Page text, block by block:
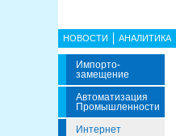
НОВОСТИ АНАЛИТИКА
Импорто­
Замещение
Автоматизация
Промышленности
Интернет